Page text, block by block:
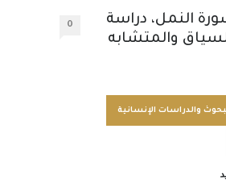
النمل، دراسة
والمتشابه
0
والدراسات الإنسانية